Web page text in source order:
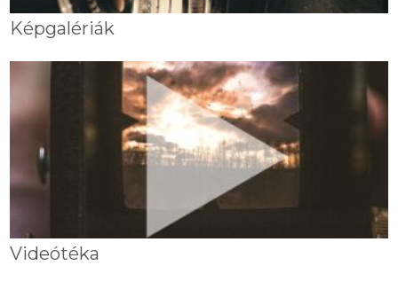
Képgalériák
Videótéka